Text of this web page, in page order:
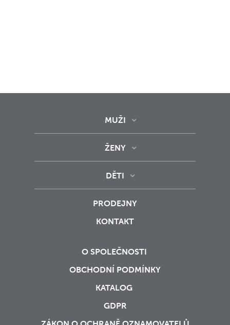
MUŽI
ŽENY
DĚTI
PRODEJNY
KONTAKT
O SPOLEČNOSTI
OBCHODNÍ PODMÍNKY
KATALOG
GDPR